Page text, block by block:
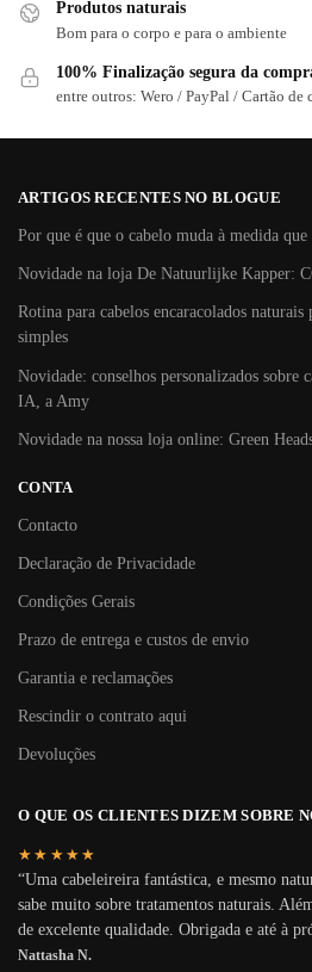
Produtos naturais
Bom para o corpo e para o ambiente
100% Finalização segura da
entre outros: Wero / PayPal / Cartão de
ARTIGOS RECENTES NO BLOGUE
Por que é que o cabelo muda à medida que
Novidade na loja De Natuurlijke Kapper:
Rotina para cabelos encaracolados naturais
simples
Novidade: conselhos personalizados sobre
IA, a Amy
Novidade na nossa loja online: Green
CONTA
Contacto
Declaração de Privacidade
Condições Gerais
Prazo de entrega e custos de envio
Garantia e reclamações
Rescindir o contrato aqui
Devoluções
O QUE OS CLIENTES DIZEM SOBRE
★★★★★
“Uma cabeleireira fantástica, e mesmo
sabe muito sobre tratamentos naturais.
de excelente qualidade. Obrigada e até à
Nattasha N.